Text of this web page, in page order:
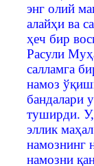
энг олий
алайҳи ва
ҳеч бир
Расули
салламга
намоз
бандалари
туширди. У,
эллик
намознинг
намозни